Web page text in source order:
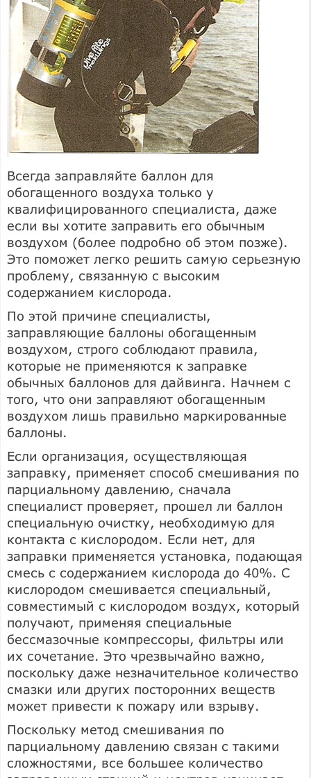
Всегда заправляйте баллон для
обогащенного воздуха только у
квалифицированного специалиста, даже
если вы хотите заправить его обычным
воздухом (более подробно об этом позже).
Это поможет легко решить самую серьезную
проблему, связанную с высоким
содержанием кислорода.
По этой причине специалисты,
заправляющие баллоны обогащенным
воздухом, строго соблюдают правила,
которые не применяются к заправке
обычных баллонов для дайвинга. Начнем с
того, что они заправляют обогащенным
воздухом лишь правильно маркированные
баллоны.
Если организация, осуществляющая
заправку, применяет способ смешивания по
парциальному давлению, сначала
специалист проверяет, прошел ли баллон
специальную очистку, необходимую для
контакта с кислородом. Если нет, для
заправки применяется установка, подающая
смесь с содержанием кислорода до 40%. С
кислородом смешивается специальный,
совместимый с кислородом воздух, который
получают, применяя специальные
бессмазочные компрессоры, фильтры или
их сочетание. Это чрезвычайно важно,
поскольку даже незначительное количество
смазки или других посторонних веществ
может привести к пожару или взрыву.
Поскольку метод смешивания по
парциальному давлению связан с такими
сложностями, все большее количество